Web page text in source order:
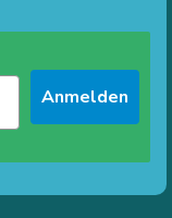
Anmelden